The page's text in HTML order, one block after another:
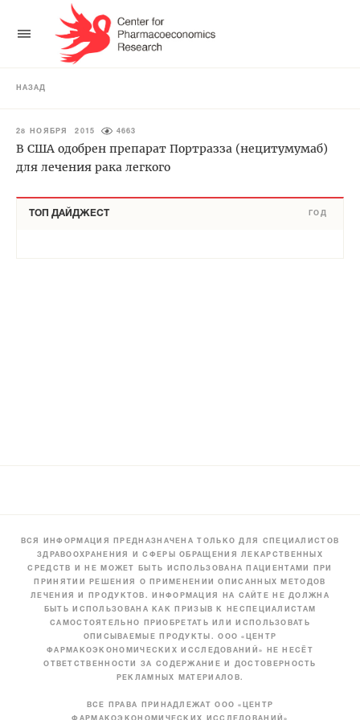
НАЗАД
28 НОЯБРЯ 2015 4663
В США одобрен препарат Портразза (нецитумумаб)
для лечения рака легкого
ТОП ДАЙДЖЕСТ ГОД
ВСЯ ИНФОРМАЦИЯ ПРЕДНАЗНАЧЕНА ТОЛЬКО ДЛЯ СПЕЦИАЛИСТОВ
ЗДРАВООХРАНЕНИЯ И СФЕРЫ ОБРАЩЕНИЯ ЛЕКАРСТВЕННЫХ
СРЕДСТВ И НЕ МОЖЕТ БЫТЬ ИСПОЛЬЗОВАНА ПАЦИЕНТАМИ ПРИ
ПРИНЯТИИ РЕШЕНИЯ О ПРИМЕНЕНИИ ОПИСАННЫХ МЕТОДОВ
ЛЕЧЕНИЯ И ПРОДУКТОВ. ИНФОРМАЦИЯ НА САЙТЕ НЕ ДОЛЖНА
БЫТЬ ИСПОЛЬЗОВАНА КАК ПРИЗЫВ К НЕСПЕЦИАЛИСТАМ
САМОСТОЯТЕЛЬНО ПРИОБРЕТАТЬ ИЛИ ИСПОЛЬЗОВАТЬ
ОПИСЫВАЕМЫЕ ПРОДУКТЫ. ООО «ЦЕНТР
ФАРМАКОЭКОНОМИЧЕСКИХ ИССЛЕДОВАНИЙ» НЕ НЕСЁТ
ОТВЕТСТВЕННОСТИ ЗА СОДЕРЖАНИЕ И ДОСТОВЕРНОСТЬ
РЕКЛАМНЫХ МАТЕРИАЛОВ.
ВСЕ ПРАВА ПРИНАДЛЕЖАТ ООО «ЦЕНТР